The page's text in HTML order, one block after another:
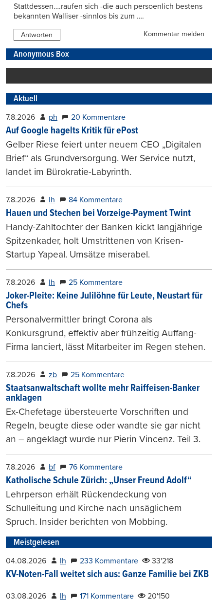
Stattdessen….raufen sich -die auch persoenlich bestens
bekannten Walliser -sinnlos bis zum ….
Antworten Kommentar melden
Anonymous Box
Aktuell
7.8.2026 ph 20 Kommentare
Auf Google hagelts Kritik für ePost
Gelber Riese feiert unter neuem CEO „Digitalen
Brief“ als Grundversorgung. Wer Service nutzt,
landet im Bürokratie-Labyrinth.
7.8.2026 lh 84 Kommentare
Hauen und Stechen bei Vorzeige-Payment Twint
Handy-Zahltochter der Banken kickt langjährige
Spitzenkader, holt Umstrittenen von Krisen-
Startup Yapeal. Umsätze miserabel.
7.8.2026 lh 25 Kommentare
Joker-Pleite: Keine Julilöhne für Leute, Neustart für
Chefs
Personalvermittler bringt Corona als
Konkursgrund, effektiv aber frühzeitig Auffang-
Firma lanciert, lässt Mitarbeiter im Regen stehen.
7.8.2026 zb 25 Kommentare
Staatsanwaltschaft wollte mehr Raiffeisen-Banker
anklagen
Ex-Chefetage übersteuerte Vorschriften und
Regeln, beugte diese oder wandte sie gar nicht
an – angeklagt wurde nur Pierin Vincenz. Teil 3.
7.8.2026 bf 76 Kommentare
Katholische Schule Zürich: „Unser Freund Adolf“
Lehrperson erhält Rückendeckung von
Schulleitung und Kirche nach unsäglichem
Spruch. Insider berichten von Mobbing.
Meistgelesen
04.08.2026 lh 233 Kommentare 33'218
KV-Noten-Fall weitet sich aus: Ganze Familie bei ZKB
03.08.2026 lh 171 Kommentare 20'150